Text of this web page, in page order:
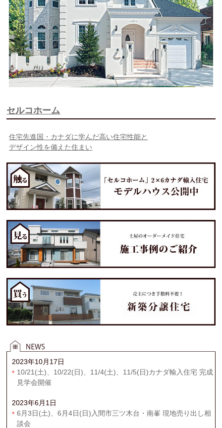
セルコホーム
住宅先進国・カナダに学んだ高い住宅性能と
デザイン性を備えた住まい
2023年10月17日
10/21(土)、10/22(日)、11/4(土)、11/5(日)カナダ輸入住宅 完成
見学会開催
2023年6月1日
6月3日(土)、6月4日(日)入間市三ツ木台・南峯 現地売り出し相
談会